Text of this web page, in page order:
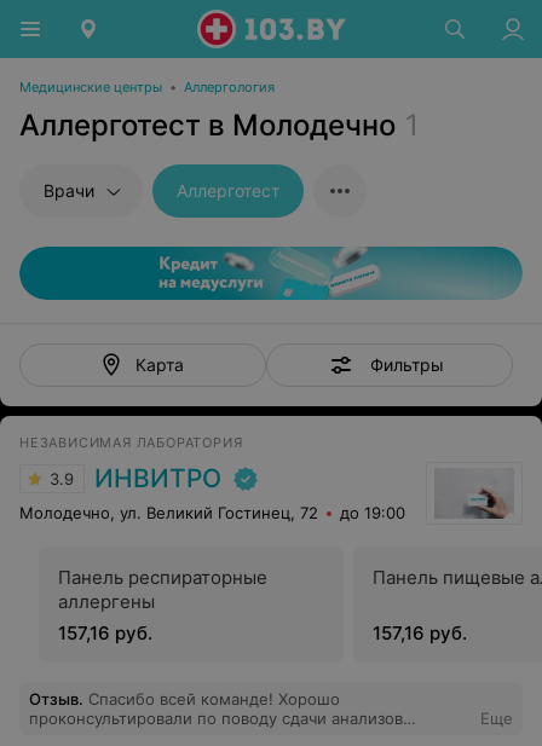
Медицинские центры • Аллергология
Аллерготест в Молодечно 1
Врачи Аллерготест
Карта Фильтры
НЕЗАВИСИМАЯ ЛАБОРАТОРИЯ
3.9 ИНВИТРО
Молодечно, ул. Великий Гостинец, 72 до 19:00
Панель респираторные
аллергены
157,16 руб.
Панель пищевые
157,16 руб.
Отзыв. Спасибо всей команде! Хорошо
проконсультировали по поводу сдачи анализов
Еще